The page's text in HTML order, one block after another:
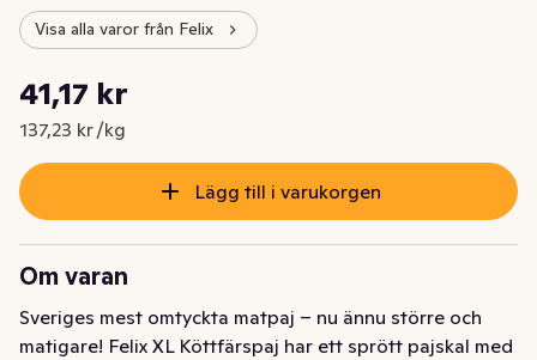
Visa alla varor från Felix
Nuvarande pris är: 41,17 kr
41,17 kr
137,23 kr /kg
Styckpris: 137,23 kr /kg
Lägg till i varukorgen
Om varan
Sveriges mest omtyckta matpaj – nu ännu större och
matigare! Felix XL Köttfärspaj har ett sprött pajskal med